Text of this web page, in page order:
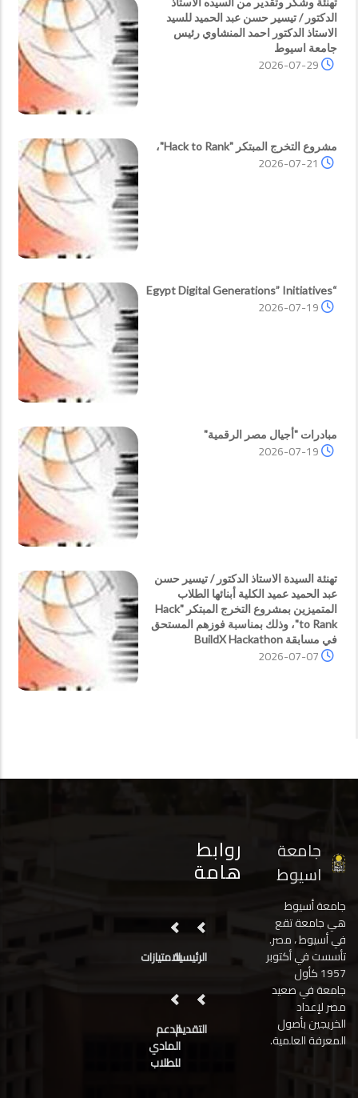
الدكتور / تيسير حسن عبد الحميد للسيد
الاستاذ الدكتور احمد المنشاوي رئيس
جامعة اسيوط
2026-07-29
مشروع التخرج المبتكر "Hack to Rank"،
2026-07-21
“Egypt Digital Generations” Initiatives
2026-07-19
مبادرات "أجيال مصر الرقمية"
2026-07-19
تهنئة السيدة الاستاذ الدكتور / تيسير حسن
عبد الحميد عميد الكلية أبنائها الطلاب
المتميزين بمشروع التخرج المبتكر "Hack
to Rank"، وذلك بمناسبة فوزهم المستحق
في مسابقة BuildX Hackathon
2026-07-07
جامعة
اسيوط
جامعة أسيوط
هي جامعة تقع
في أسيوط ، مصر.
تأسست في أكتوبر
1957 كأول
جامعة في صعيد
مصر لإعداد
الخريجين بأصول
المعرفة العلمية.
روابط
هامة
الرئيسيةالامتيازات
التقديمالدعم
المادي
للطلاب